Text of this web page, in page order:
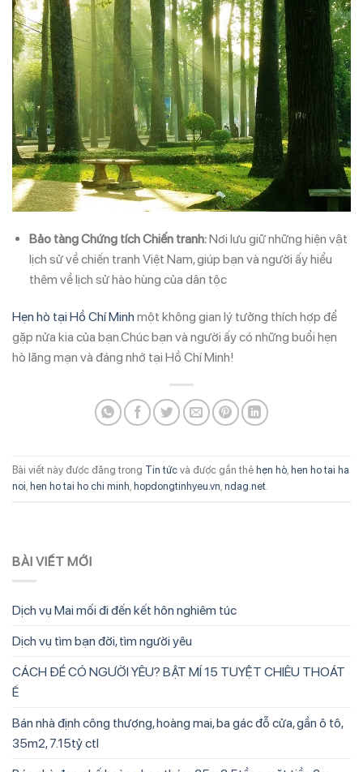
Bảo tàng Chứng tích Chiến tranh:Nơi lưu giữ những hiện vật
lịch sử về chiến tranh Việt Nam, giúp bạn và người ấy hiểu
thêm về lịch sử hào hùng của dân tộc
Hẹn hò tại Hồ Chí Minh một không gian lý tưởng thích hợp để
gặp nửa kia của bạn.Chúc bạn và người ấy có những buổi hẹn
hò lãng mạn và đáng nhớ tại Hồ Chí Minh!
Bài viết này được đăng trong Tin tức và được gắn thẻ hẹn hò hen ho tai ha
noi hen ho tai ho chi minh hopdongtinhyeu.vn ndag.net
BÀI VIẾT MỚI
Dịch vụ Mai mối đi đến kết hôn nghiêm túc
Dịch vụ tìm bạn đời, tìm người yêu
CÁCH ĐỂ CÓ NGƯỜI YÊU? BẬT MÍ 15 TUYỆT CHIÊU THOÁT
Ế
Bán nhà định công thượng, hoàng mai, ba gác đỗ cửa, gần ô tô,
35m2, 7.15tỷ ctl